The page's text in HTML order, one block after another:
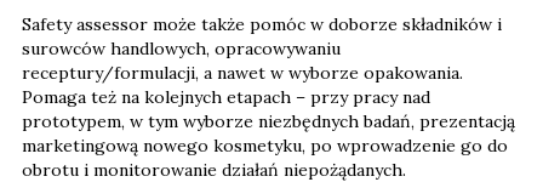
Safety assessor może także pomóc w doborze składników i
surowców handlowych, opracowywaniu
receptury/formulacji, a nawet w wyborze opakowania.
Pomaga też na kolejnych etapach – przy pracy nad
prototypem, w tym wyborze niezbędnych badań, prezentacją
marketingową nowego kosmetyku, po wprowadzenie go do
obrotu i monitorowanie działań niepożądanych.